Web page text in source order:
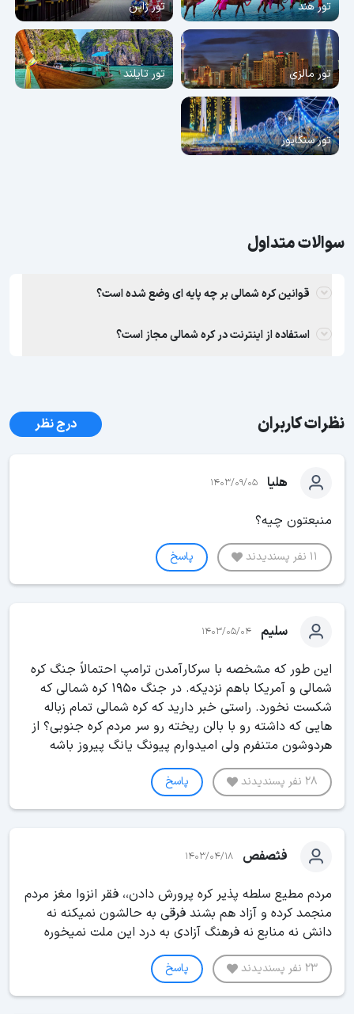
تور هند تور ژاپن
تور مالزی تور تایلند
تور سنگاپور
سوالات متداول
قوانین کره شمالی بر چه پایه ای وضع شده است؟
استفاده از اینترنت در کره شمالی مجاز است؟
نظرات کاربران درج نظر
هلیا 1403/09/05
منبعتون چیه؟
11 نفر پسندیدند پاسخ
سلیم 1403/05/04
این طور که مشخصه با سرکارآمدن ترامپ احتمالاً جنگ کره
شمالی و آمریکا باهم نزدیکه. در جنگ 1950 کره شمالی که
شکست نخورد. راستی خبر دارید که کره شمالی تمام زباله
هایی که داشته رو با بالن ریخته رو سر مردم کره جنوبی؟ از
هردوشون متنفرم ولی امیدوارم پیونگ یانگ پیروز باشه
28 نفر پسندیدند پاسخ
فثصفص 1403/04/18
مردم مطیع سلطه پذیر کره پرورش دادن،، فقر انزوا مغز مردم
منجمد کرده و آزاد هم بشند فرقی به حالشون نمیکنه نه
دانش نه منابع نه فرهنگ آزادی به درد این ملت نمیخوره
23 نفر پسندیدند پاسخ